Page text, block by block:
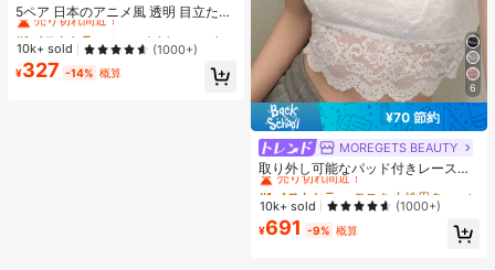
5ペア 日本のアニメ風 透明 目立たな
い つけまつげ、自然で優しい軽量な
フェイクまつげ、デート、旅行、持
ち運びに適しています
売り切れ間近！
#1 ベストセラー
売り切れ間近！
#1 ベストセラー
売り切れ間近！
#1 ベストセラー
10k+ sold (1000+)
¥327 -14% 概算
6
¥70 節約
MOREGETS BEAUTY
取り外し可能なパッド付きレースキ
ャミソール、多用途ノースリーブア
ンダーシャツ、女性向け、新学期、
クリスマス、春節、カジュアルホワ
イトサマー、シック&エレガント
#1 ベストセラー
モスク 女性用タンクトップ&キャミス
売り切れ間近！
#1 ベストセラー
売り切れ間近！
#1 ベストセラー
売り切れ間近！
#1 ベストセラー
10k+ sold (1000+)
¥691 -9% 概算